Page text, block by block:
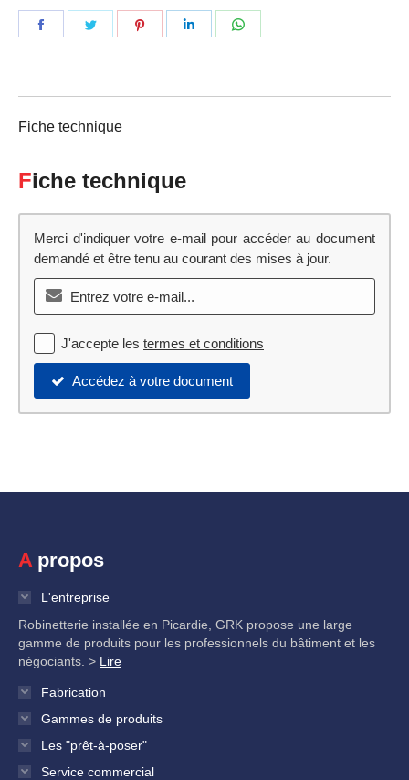
Partager Partager Partager Partager
Fiche technique
Fiche technique
Merci d'indiquer votre e-mail pour accéder au document
demandé et être tenu au courant des mises à jour.
J'accepte les termes et conditions
Accédez à votre document
A propos
L'entreprise
Robinetterie installée en Picardie, GRK propose une large
gamme de produits pour les professionnels du bâtiment et les
négociants. > Lire
Fabrication
Gammes de produits
Les "prêt-à-poser"
Service commercial